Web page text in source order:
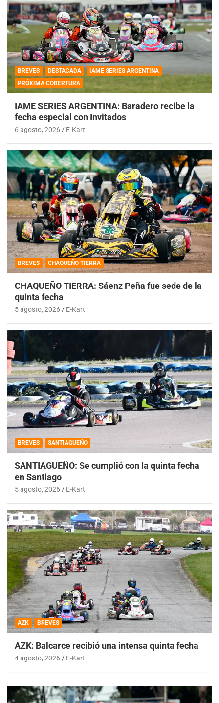
BREVES DESTACADA
IAME SERIES ARGENTINA
PRÓXIMA COBERTURA
IAME SERIES ARGENTINA: Baradero recibe la
fecha especial con Invitados
6 agosto, 2026 E-Kart
BREVES CHAQUEÑO TIERRA
CHAQUEÑO TIERRA: Sáenz Peña fue sede de la
quinta fecha
5 agosto, 2026 E-Kart
BREVES SANTIAGUEÑO
SANTIAGUEÑO: Se cumplió con la quinta fecha
en Santiago
5 agosto, 2026 E-Kart
AZK BREVES
AZK: Balcarce recibió una intensa quinta fecha
4 agosto, 2026 E-Kart